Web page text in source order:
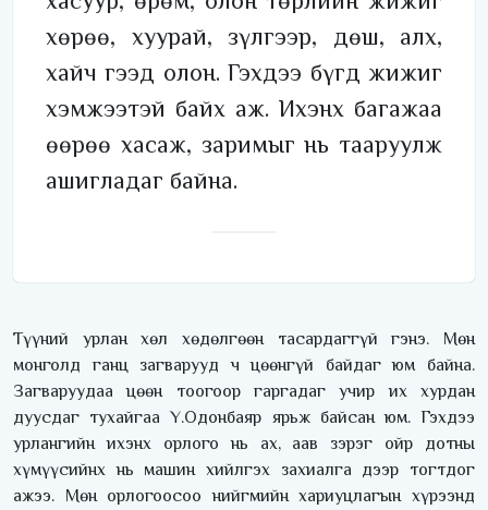
хөрөө, хуурай, зүлгээр, дөш, алх,
хайч гээд олон. Гэхдээ бүгд жижиг
хэмжээтэй байх аж. Ихэнх багажаа
өөрөө хасаж, заримыг нь тааруулж
ашигладаг байна.
Түүний урлан хөл хөдөлгөөн тасардаггүй гэнэ. Мөн
монголд ганц загварууд ч цөөнгүй байдаг юм байна.
Загваруудаа цөөн тоогоор гаргадаг учир их хурдан
дуусдаг тухайгаа Ү.Одонбаяр ярьж байсан юм. Гэхдээ
урлангийн ихэнх орлого нь ах, аав зэрэг ойр дотны
хүмүүсийнх нь машин хийлгэх захиалга дээр тогтдог
ажээ. Мөн орлогоосоо нийгмийн хариуцлагын хүрээнд